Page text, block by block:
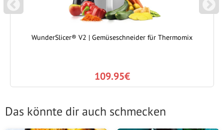
P
REVIOUS
WunderSlicer® V2 | Gemüseschneider für Thermomix
109.95€
N
EXT
Das könnte dir auch schmecken